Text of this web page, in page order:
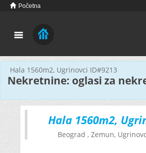
Početna
Nekretnine: oglasi za
Hala 1560m2, Ugrinovci ID#9213
Hala 1560m2,
Beograd , Zemun,